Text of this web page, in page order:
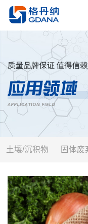
土壤/沉积物 固体废